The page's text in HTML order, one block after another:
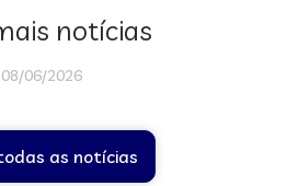
notícias
08/06/2026
as notícias